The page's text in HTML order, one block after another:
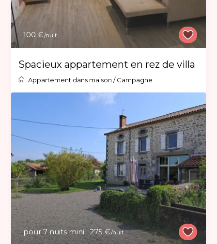
100 €/nuit
Spacieux appartement en rez de villa
Appartement dans maison /Campagne
pour 7 nuits mini : 275 €/nuit